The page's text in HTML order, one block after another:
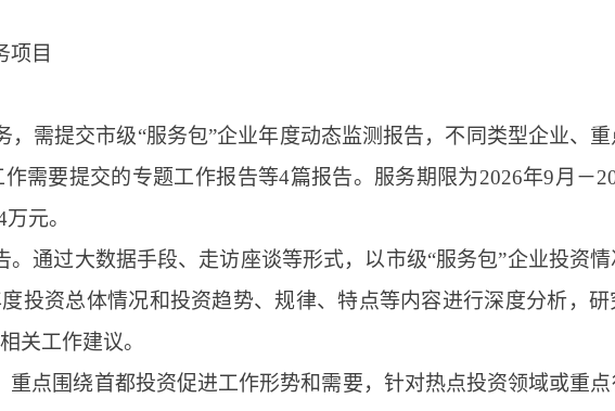
项目
，需提交市级“服务包”企业年度动态监测报告，不同类型企业、
需要提交的专题工作报告等4篇报告。服务期限为2026年9月－
元。
。通过大数据手段、走访座谈等形式，以市级“服务包”企业投资
投资总体情况和投资趋势、规律、特点等内容进行深度分析，
关工作建议。
点围绕首都投资促进工作形势和需要，针对热点投资领域或重点